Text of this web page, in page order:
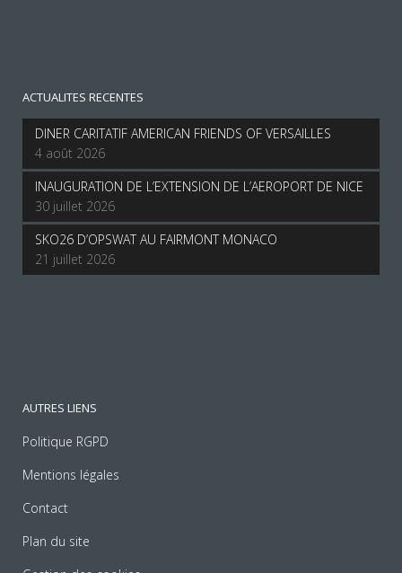
ACTUALITES RECENTES
DINER CARITATIF AMERICAN FRIENDS OF VERSAILLES
4 août 2026
INAUGURATION DE L’EXTENSION DE L’AEROPORT DE NICE
30 juillet 2026
SKO26 D’OPSWAT AU FAIRMONT MONACO
21 juillet 2026
AUTRES LIENS
Politique RGPD
Mentions légales
Contact
Plan du site